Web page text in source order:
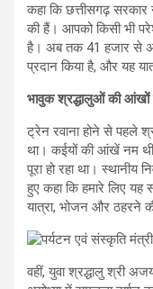
कहा कि छत्तीसगढ़ सरकार
की हैं। आपको किसी भी
है। अब तक 41 हजार से
प्रदान किया है, और यह
भावुक श्रद्धालुओं की आंखों
ट्रेन रवाना होने से पहले
था। कईयों की आंखें नम
पूरा हो रहा था। स्थानीय
हुए कहा कि हमारे लिए
यात्रा, भोजन और ठहरने
वहीं, युवा श्रद्धालु श्री